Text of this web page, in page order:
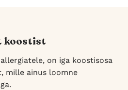
koostist
on iga koostisosa
mille ainus loomne